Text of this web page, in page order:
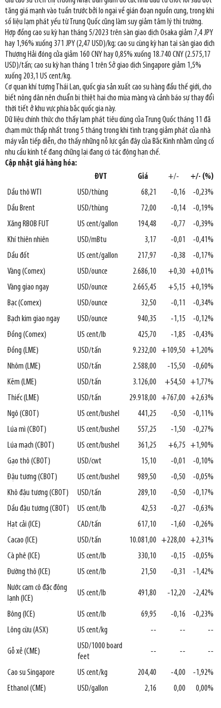
tăng giá mạnh vào tuần trước bởi lo ngại về gián đoạn nguồn cung, trong khi
số liệu lạm phát yếu từ Trung Quốc cũng làm suy giảm tâm lý thị trường.
Hợp đồng cao su kỳ hạn tháng 5/2023 trên sàn giao dịch Osaka giảm 7,4 JPY
hay 1,96% xuống 371 JPY (2,47 USD)/kg; cao su cùng kỳ hạn tại sàn giao dịch
Thượng Hải đóng cửa giảm 160 CNY hay 0,85% xuống 18.740 CNY (2.575,17
USD)/tấn; cao su kỳ hạn tháng 1 trên Sở giao dịch Singapore giảm 1,5%
xuống 203,1 US cent/kg.
Cơ quan khí tượng Thái Lan, quốc gia sản xuất cao su hàng đầu thế giới, cho
biết nông dân nên chuẩn bị thiệt hại cho mùa màng và cảnh báo sự thay đổi
thời tiết ở khu vực phía bắc quốc gia này.
Dữ liệu chính thức cho thấy lạm phát tiêu dùng của Trung Quốc tháng 11 đã
chạm mức thấp nhất trong 5 tháng trong khi tình trạng giảm phát của nhà
máy vẫn tiếp diễn, cho thấy những nỗ lực gần đây của Bắc Kinh nhằm củng cố
nhu cầu kinh tế đang chững lại đang có tác động hạn chế.
Cập nhật giá hàng hóa:
ĐVT
Giá +/-
+/- (%)
Dầu thô WTI
USD/thùng 68,21 -0,16
-0,23%
Dầu Brent
USD/thùng 72,00 -0,14
-0,19%
Xăng RBOB FUT
US cent/gallon 194,48 -0,77
-0,39%
Khí thiên nhiên
USD/mBtu 3,17 -0,01
-0,41%
Dầu đốt
US cent/gallon 217,97 -0,38
-0,17%
Vàng (Comex)
USD/ounce 2.686,10 +0,30
+0,01%
Vàng giao ngay
USD/ounce 2.665,45 +5,15
+0,19%
Bạc (Comex)
USD/ounce 32,50 -0,11
-0,34%
Bạch kim giao ngay
USD/ounce 940,35 -1,15
-0,12%
Đồng (Comex)
US cent/lb 425,70 -1,85
-0,43%
Đồng (LME)
USD/tấn 9.232,00 +109,50
+1,20%
Nhôm (LME)
USD/tấn 2.588,00 -15,50
-0,60%
Kẽm (LME)
USD/tấn 3.126,00 +54,50
+1,77%
Thiếc (LME)
USD/tấn 29.918,00 +767,00
+2,63%
Ngô (CBOT)
US cent/bushel 441,25 -0,50
-0,11%
Lúa mì (CBOT)
US cent/bushel 557,25 -1,50
-0,27%
Lúa mạch (CBOT)
US cent/bushel 361,25 +6,75
+1,90%
Gạo thô (CBOT)
USD/cwt 15,10 -0,01
-0,10%
Đậu tương (CBOT)
US cent/bushel 989,50 -0,50
-0,05%
Khô đậu tương (CBOT)
USD/tấn 289,10 -0,50
-0,17%
Dầu đậu tương (CBOT)
US cent/lb 42,53 -0,27
-0,63%
Hạt cải (ICE)
CAD/tấn 617,10 -1,60
-0,26%
Cacao (ICE)
USD/tấn 10.081,00 +228,00
+2,31%
Cà phê (ICE)
US cent/lb 330,10 -0,15
-0,05%
Đường thô (ICE)
US cent/lb 21,50 -0,31
-1,42%
Nước cam cô đặc đông
lạnh (ICE)
US cent/lb 491,80 -12,20 -2,42%
Bông (ICE) US cent/lb 69,95 -0,16
-0,23%
Lông cừu (ASX)
US cent/kg -- -- --
Gỗ xẻ (CME)
USD/1000 board
feet
-- -- --
Cao su Singapore US cent/kg 204,40 -4,00
-1,92%
Ethanol (CME)
USD/gallon 2,16 0,00 0,00%